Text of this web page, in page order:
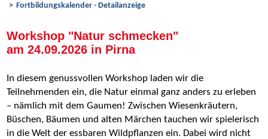
Fortbildungskalender - Detailanzeige
Workshop "Natur schmecken"
am 24.09.2026 in Pirna
In diesem genussvollen Workshop laden wir die
Teilnehmenden ein, die Natur einmal ganz anders zu erleben
– nämlich mit dem Gaumen! Zwischen Wiesenkräutern,
Büschen, Bäumen und alten Märchen tauchen wir spielerisch
in die Welt der essbaren Wildpflanzen ein. Dabei wird nicht